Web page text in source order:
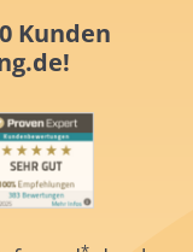
Kunden